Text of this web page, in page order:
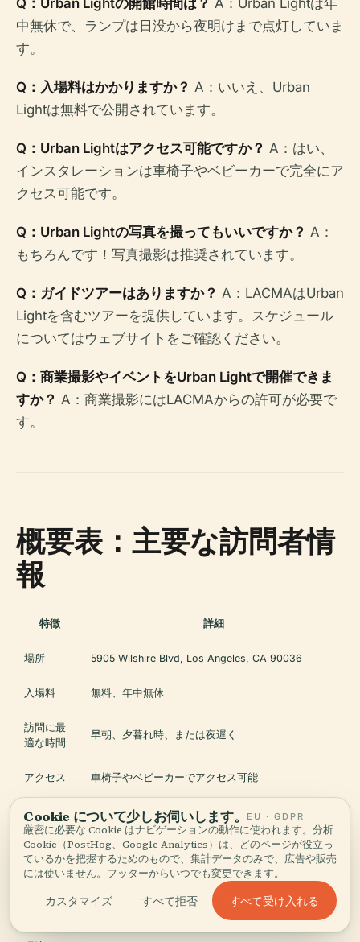
Q：Urban Lightの開館時間は？ A：Urban Lightは年
中無休で、ランプは日没から夜明けまで点灯していま
す。
Q：入場料はかかりますか？ A：いいえ、Urban
Lightは無料で公開されています。
Q：Urban Lightはアクセス可能ですか？ A：はい、
インスタレーションは車椅子やベビーカーで完全にア
クセス可能です。
Q：Urban Lightの写真を撮ってもいいですか？ A：
もちろんです！写真撮影は推奨されています。
Q：ガイドツアーはありますか？ A：LACMAはUrban
Lightを含むツアーを提供しています。スケジュール
についてはウェブサイトをご確認ください。
Q：商業撮影やイベントをUrban Lightで開催できま
すか？ A：商業撮影にはLACMAからの許可が必要で
す。
概要表：主要な訪問者情
報
特徴 詳細
場所 5905 Wilshire Blvd, Los Angeles, CA 90036
入場料 無料、年中無休
訪問に最
適な時間
早朝、夕暮れ時、または夜遅く
アクセス 車椅子やベビーカーでアクセス可能
駐車場
有料ガレージ（早めに到着）、公共交通機関利用可
能
写真撮影 許可あり。ゴールデンアワーまたは夜間が最適
アメニテ
トイレ、カフェ、ギフトショップ（美術館開館時間
Cookie について少しお伺いします。 EU · GDPR
厳密に必要な Cookie はナビゲーションの動作に使われます。分析
Cookie（PostHog、Google Analytics）は、どのページが役立っ
ているかを把握するためのもので、集計データのみで、広告や販売
には使いません。フッターからいつでも変更できます。
カスタマイズ すべて拒否 すべて受け入れる